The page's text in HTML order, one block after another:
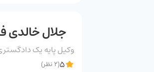
جلال خالدی
وکیل پایه یک
5(2 نظر)